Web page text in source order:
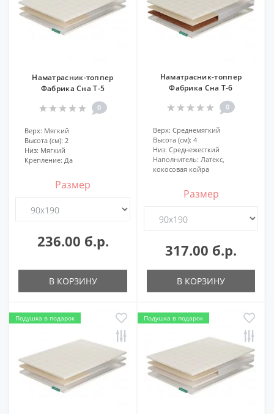
Наматрасник-топпер
Фабрика Сна Т-5
0
Верх: Мягкий
Высота (см): 2
Низ: Мягкий
Крепление: Да
Размер
236.00 б.р.
В КОРЗИНУ
Наматрасник-топпер
Фабрика Сна Т-6
0
Верх: Среднемягкий
Высота (см): 4
Низ: Среднежесткий
Наполнитель: Латекс,
кокосовая койра
Размер
317.00 б.р.
В КОРЗИНУ
Подушка в подарок Подушка в подарок